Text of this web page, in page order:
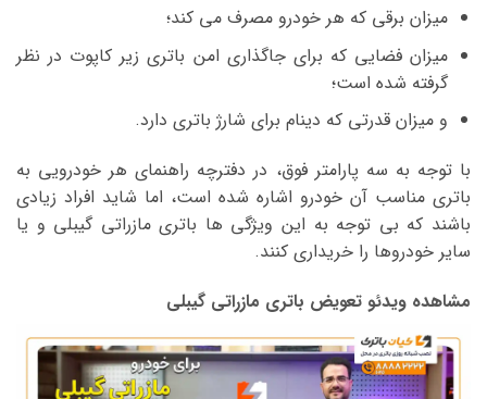
میزان برقی که هر خودرو مصرف می کند؛
میزان فضایی که برای جاگذاری امن باتری زیر کاپوت در نظر
گرفته شده است؛
و میزان قدرتی که دینام برای شارژ باتری دارد.
با توجه به سه پارامتر فوق، در دفترچه راهنمای هر خودرویی به
باتری مناسب آن خودرو اشاره شده است، اما شاید افراد زیادی
باشند که بی توجه به این ویژگی ها باتری مازراتی گیبلی و یا
سایر خودروها را خریداری کنند.
مشاهده ویدئو تعویض باتری مازراتی گیبلی
نمایشگر
ویدیو